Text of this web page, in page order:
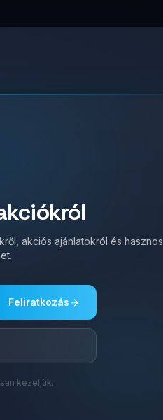
akciós ajánlatokról és hasznos
Feliratkozás
kezeljük.